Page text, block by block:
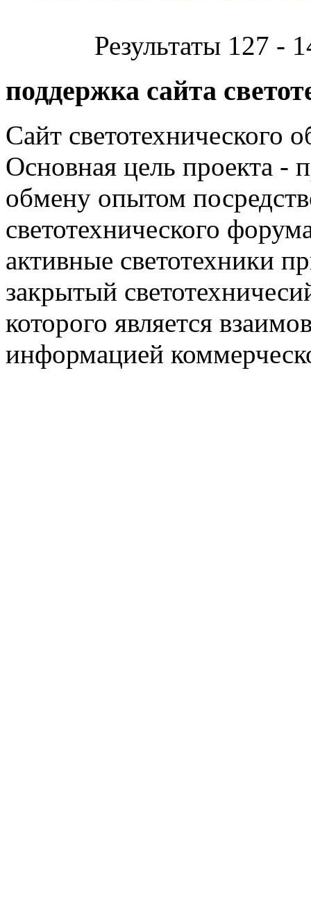
Результаты 127 -
поддержка сайта
Сайт светотехнического
Основная цель проекта -
обмену опытом
светотехнического
активные светотехники
закрытый
которого является
информацией